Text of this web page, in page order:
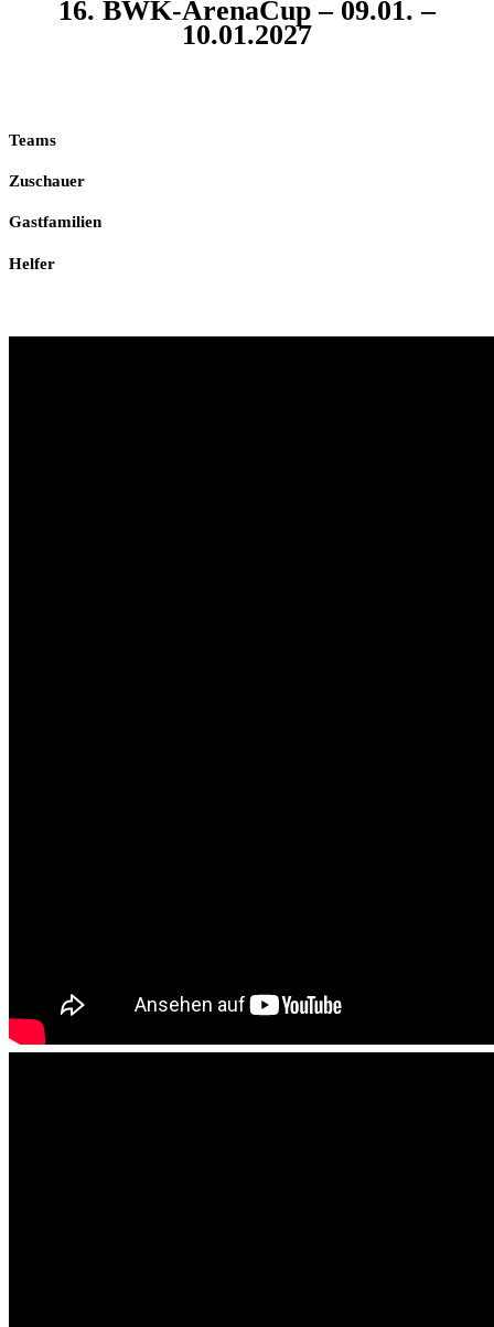
16. BWK-ArenaCup – 09.01. –
10.01.2027
Teams
Zuschauer
Gastfamilien
Helfer